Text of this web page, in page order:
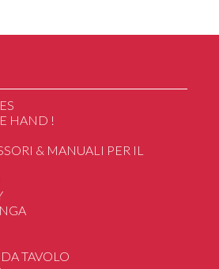
HAND !
& MANUALI PER IL
TAVOLO